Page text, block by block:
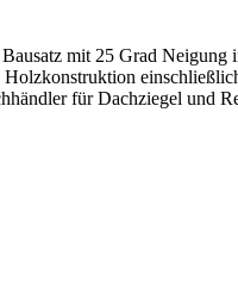
mit 25 Grad
für Dachziegel und